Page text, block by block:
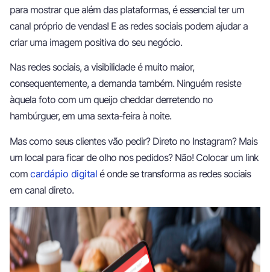
para mostrar que além das plataformas, é essencial ter um
canal próprio de vendas! E as redes sociais podem ajudar a
criar uma imagem positiva do seu negócio.
Nas redes sociais, a visibilidade é muito maior,
consequentemente, a demanda também. Ninguém resiste
àquela foto com um queijo cheddar derretendo no
hambúrguer, em uma sexta-feira à noite.
Mas como seus clientes vão pedir? Direto no Instagram? Mais
um local para ficar de olho nos pedidos? Não! Colocar um link
com cardápio digital é onde se transforma as redes sociais
em canal direto.